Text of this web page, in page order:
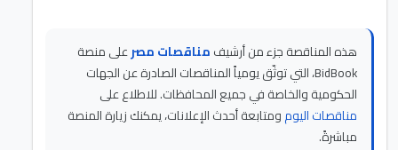
هذه المناقصة جزء من أرشيفمناقصات مصرعلى منصة
BidBook، التي توثّق يومياً المناقصات الصادرة عن الجهات
الحكومية والخاصة في جميع المحافظات. للاطلاع على
مناقصات اليومومتابعة أحدث الإعلانات، يمكنك زيارة المنصة
مباشرةً.